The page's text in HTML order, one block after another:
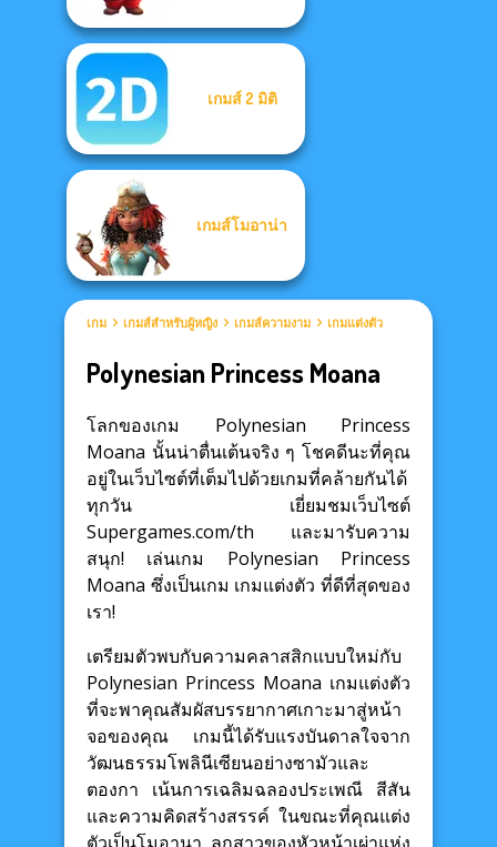
เกมส์ 2 มิติ
เกมส์โมอาน่า
เกม เกมส์สำหรับผู้หญิง เกมส์ความงาม เกมแต่งตัว
Polynesian Princess Moana
โลกของเกม Polynesian Princess
Moana นั้นน่าตื่นเต้นจริง ๆ โชคดีนะที่คุณ
อยู่ในเว็บไซต์ที่เต็มไปด้วยเกมที่คล้ายกันได้
ทุกวัน เยี่ยมชมเว็บไซต์
Supergames.com/th และมารับความ
สนุก! เล่นเกม Polynesian Princess
Moana ซึ่งเป็นเกม เกมแต่งตัว ที่ดีที่สุดของ
เรา!
เตรียมตัวพบกับความคลาสสิกแบบใหม่กับ
Polynesian Princess Moana เกมแต่งตัว
ที่จะพาคุณสัมผัสบรรยากาศเกาะมาสู่หน้า
จอของคุณ เกมนี้ได้รับแรงบันดาลใจจาก
วัฒนธรรมโพลินีเซียนอย่างซามัวและ
ตองกา เน้นการเฉลิมฉลองประเพณี สีสัน
และความคิดสร้างสรรค์ ในขณะที่คุณแต่ง